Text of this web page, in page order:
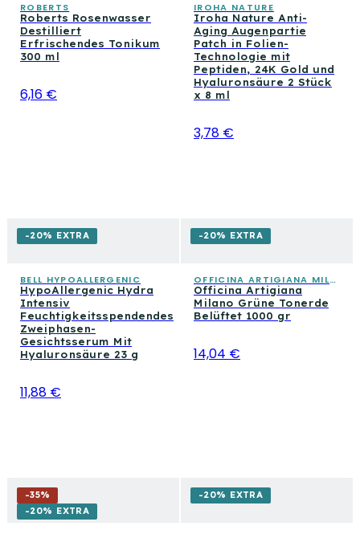
ROBERTS
Roberts Rosenwasser
Destilliert
Erfrischendes Tonikum
300 ml
6,16 €
IROHA NATURE
Iroha Nature Anti-
Aging Augenpartie
Patch in Folien-
Technologie mit
Peptiden, 24K Gold und
Hyaluronsäure 2 Stück
x 8 ml
3,78 €
-20% EXTRA
BELL HYPOALLERGENIC
HypoAllergenic Hydra
Intensiv
Feuchtigkeitsspendendes
Zweiphasen-
Gesichtsserum Mit
Hyaluronsäure 23 g
11,88 €
-20% EXTRA
OFFICINA ARTIGIANA MILANO
Officina Artigiana
Milano Grüne Tonerde
Belüftet 1000 gr
14,04 €
-35%
-20% EXTRA
-20% EXTRA